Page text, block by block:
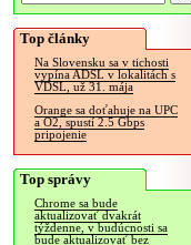
Top články
Na Slovensku sa v tichosti
vypína ADSL v lokalitách s
VDSL, už 31. mája
Orange sa doťahuje na UPC
a O2, spustí 2.5 Gbps
pripojenie
Top správy
Chrome sa bude
aktualizovať dvakrát
týždenne, v budúcnosti sa
bude aktualizovať bez